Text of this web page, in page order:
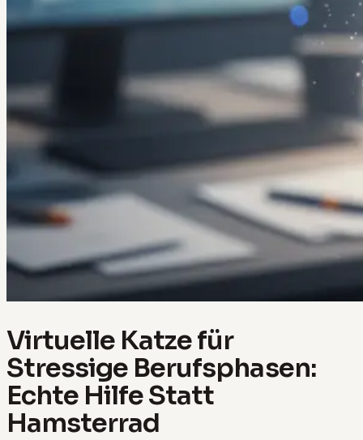
Virtuelle Katze für
Stressige Berufsphasen:
Echte Hilfe Statt
Hamsterrad